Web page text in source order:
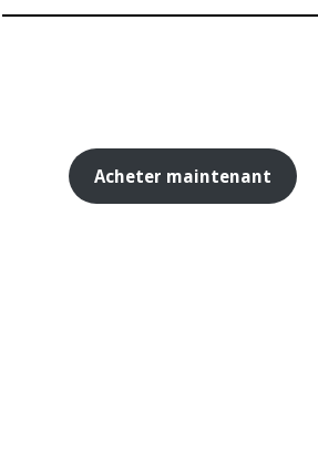
Acheter maintenant